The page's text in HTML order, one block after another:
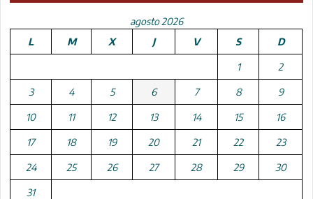
agosto 2026
L
M X J V S D
1 2
3 4 5 6 7 8 9
10 11 12 13 14 15 16
17 18 19 20 21 22 23
24 25 26 27 28 29 30
31